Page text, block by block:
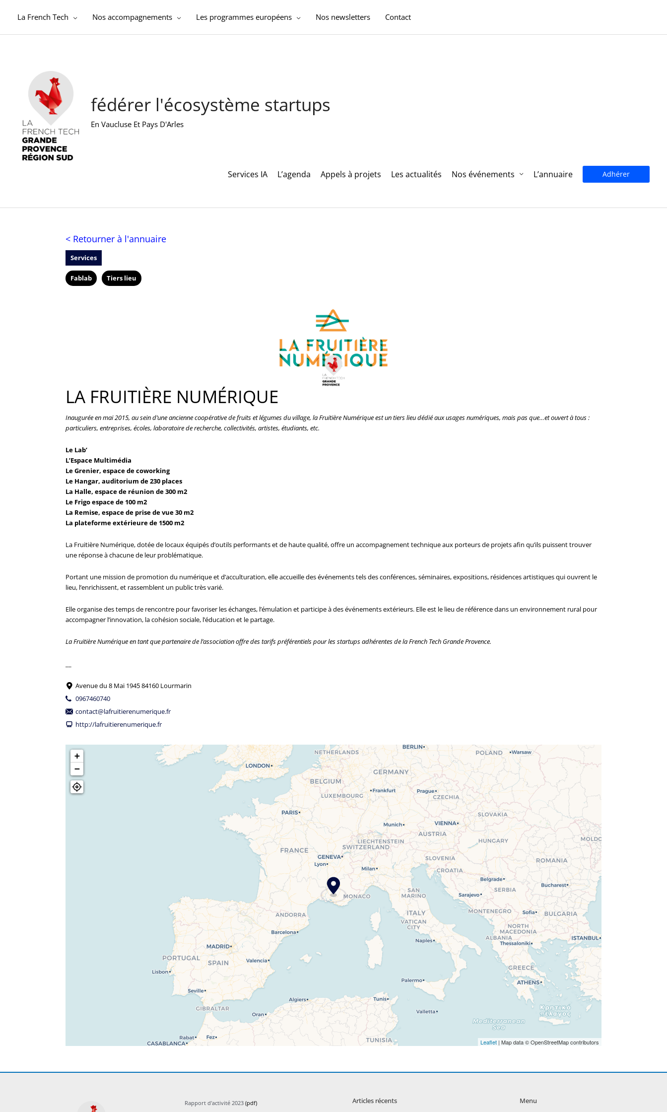
La French Tech Nos accompagnements Les programmes européens Nos newsletters Contact
fédérer l'écosystème startups
En Vaucluse Et Pays D'Arles
Services IA L’agenda Appels à projets Les actualités Nos événements L’annuaire Adhérer
< Retourner à l'annuaire
Services
Fablab Tiers lieu
LA FRUITIÈRE NUMÉRIQUE
Inaugurée en mai 2015, au sein d’une ancienne coopérative de fruits et légumes du village, la Fruitière Numérique est un tiers lieu dédié aux usages numériques, mais pas que…et ouvert à tous :
particuliers, entreprises, écoles, laboratoire de recherche, collectivités, artistes, étudiants, etc.
Le Lab’
L’Espace Multimédia
Le Grenier, espace de coworking
Le Hangar, auditorium de 230 places
La Halle, espace de réunion de 300 m2
Le Frigo espace de 100 m2
La Remise, espace de prise de vue 30 m2
La plateforme extérieure de 1500 m2
La Fruitière Numérique, dotée de locaux équipés d’outils performants et de haute qualité, offre un accompagnement technique aux porteurs de projets afin qu’ils puissent trouver
une réponse à chacune de leur problématique.
Portant une mission de promotion du numérique et d’acculturation, elle accueille des événements tels des conférences, séminaires, expositions, résidences artistiques qui ouvrent le
lieu, l’enrichissent, et rassemblent un public très varié.
Elle organise des temps de rencontre pour favoriser les échanges, l’émulation et participe à des événements extérieurs. Elle est le lieu de référence dans un environnement rural pour
accompagner l’innovation, la cohésion sociale, l’éducation et le partage.
La Fruitière Numérique en tant que partenaire de l’association offre des tarifs préférentiels pour les startups adhérentes de la French Tech Grande Provence.
Avenue du 8 Mai 1945 84160 Lourmarin
0967460740
contact@lafruitierenumerique.fr
http://lafruitierenumerique.fr
+
−
Leaflet | Map data © OpenStreetMap contributors
Rapport d'activité 2023 (pdf) Articles récents Menu